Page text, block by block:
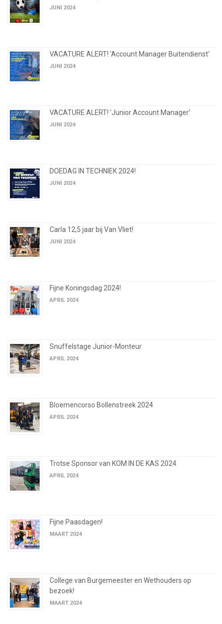
JUNI 2024
VACATURE ALERT! 'Account Manager Buitendienst'
JUNI 2024
VACATURE ALERT! 'Junior Account Manager'
JUNI 2024
DOEDAG IN TECHNIEK 2024!
JUNI 2024
Carla 12,5 jaar bij Van Vliet!
JUNI 2024
Fijne Koningsdag 2024!
APRIL 2024
Snuffelstage Junior-Monteur
APRIL 2024
Bloemencorso Bollenstreek 2024
APRIL 2024
Trotse Sponsor van KOM IN DE KAS 2024
APRIL 2024
Fijne Paasdagen!
MAART 2024
College van Burgemeester en Wethouders op
bezoek!
MAART 2024